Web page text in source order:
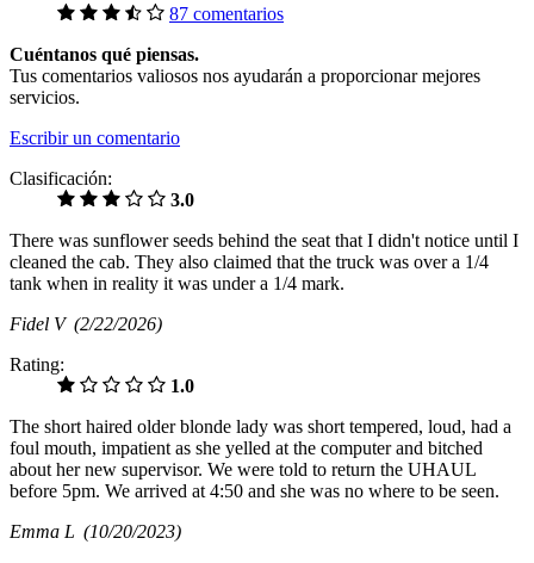
87 comentarios
Cuéntanos qué piensas.
Tus comentarios valiosos nos ayudarán a proporcionar mejores
servicios.
Escribir un comentario
Clasificación:
3.0
There was sunflower seeds behind the seat that I didn't notice until I
cleaned the cab. They also claimed that the truck was over a 1/4
tank when in reality it was under a 1/4 mark.
Fidel V (2/22/2026)
Rating:
1.0
The short haired older blonde lady was short tempered, loud, had a
foul mouth, impatient as she yelled at the computer and bitched
about her new supervisor. We were told to return the UHAUL
before 5pm. We arrived at 4:50 and she was no where to be seen.
Emma L (10/20/2023)